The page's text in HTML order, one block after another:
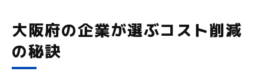
大阪府の企業が選ぶコスト削減
の秘訣